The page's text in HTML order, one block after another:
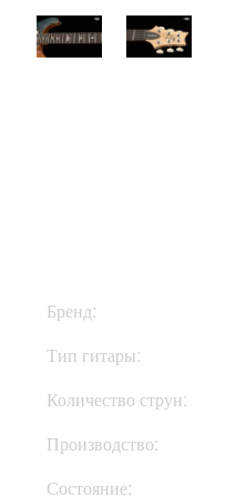
Бренд:
Тип гитары:
Количество струн:
Производство:
Состояние: